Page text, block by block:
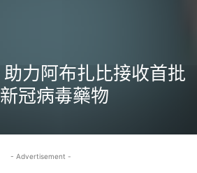
力阿布扎比接收首批
冠病毒藥物
- Advertisement -